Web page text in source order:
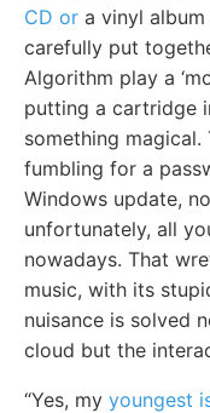
CD or a vinyl
carefully put
Algorithm play a
putting a cartridge
something
fumbling for a
Windows update,
unfortunately, all
nowadays. That
music, with its
nuisance is solved
cloud but the
“Yes, my youngest